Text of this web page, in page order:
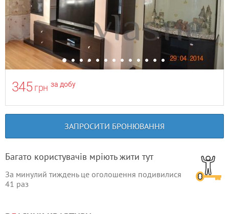
345 грн за добу
ЗАПРОСИТИ БРОНЮВАННЯ
Багато користувачів мріють жити тут
За минулий тиждень це оголошення подивилися
41 раз